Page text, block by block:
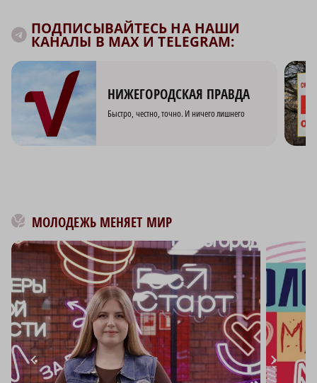
ПОДПИСЫВАЙТЕСЬ НА НАШИ
КАНАЛЫ В MAX И TELEGRAM:
НИЖЕГОРОДСКАЯ ПРАВДА
Быстро, честно, точно. И ничего лишнего
МОЛОДЕЖЬ МЕНЯЕТ МИР